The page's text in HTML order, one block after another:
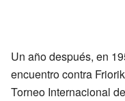
Un año después, en
encuentro contra
Torneo Internacional